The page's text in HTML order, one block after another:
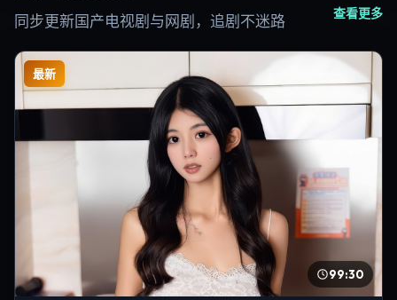
同步更新国产电视剧与网剧，追剧不迷路 查看更多
最新
99:30